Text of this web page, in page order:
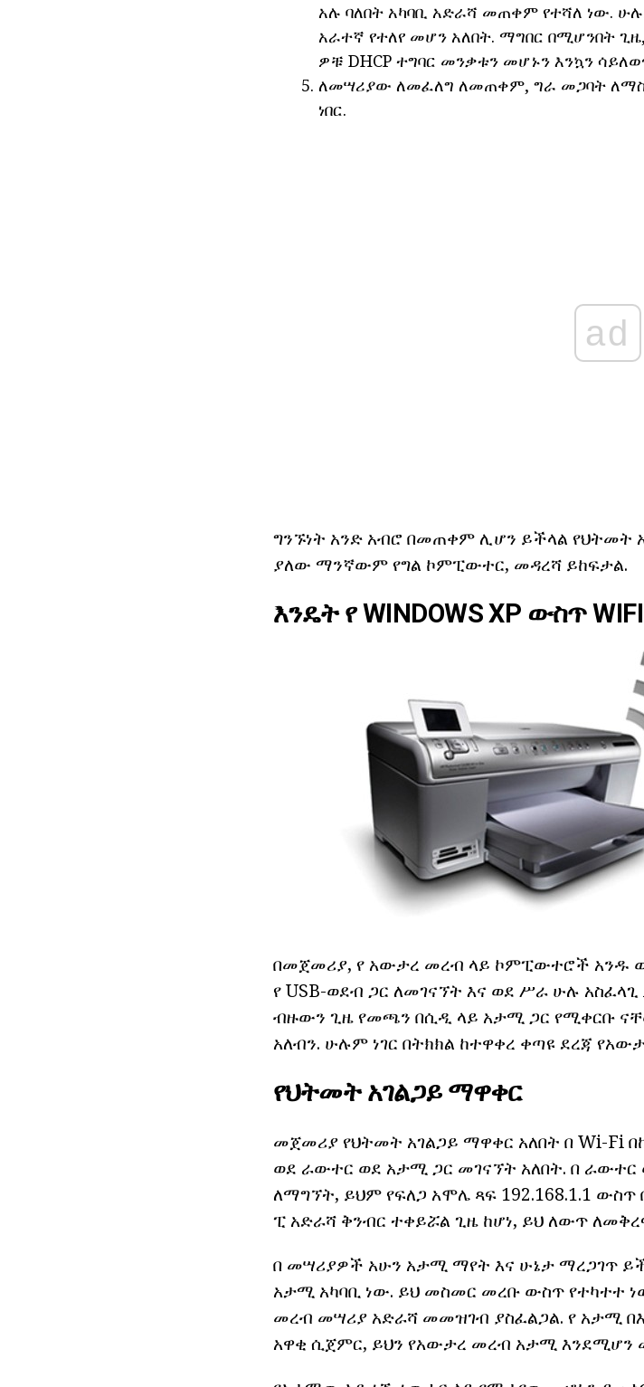
አሉ ባለበት አካባቢ አድራሻ መጠቀም የተሻለ ነው.
አራተኛ የተለየ መሆን አለበት. ማግበር በሚሆንበት
ዎቹ DHCP ተግባር መንቃቱን መሆኑን እንኳን
ለመሣሪያው ለመፈለግ ለመጠቀም, ግራ መጋባት
ነበር.
ad
ግንኙነት አንድ አብሮ በመጠቀም ሊሆን ይችላል የህትመት
ያለው ማንኛውም የግል ኮምፒውተር, መዳረሻ ይከፍታል.
እንዴት የ WINDOWS XP ውስጥ
በመጀመሪያ, የ አውታረ መረብ ላይ ኮምፒውተሮች አንዱ
የ USB-ወደብ ጋር ለመገናኘት እና ወደ ሥራ ሁሉ
ብዙውን ጊዜ የመጫን በሲዲ ላይ አታሚ ጋር የሚቀርቡ
አለብን. ሁሉም ነገር በትክክል ከተዋቀረ ቀጣዩ ደረጃ
የህትመት አገልጋይ ማዋቀር
መጀመሪያ የህትመት አገልጋይ ማዋቀር አለበት በ Wi-Fi
ወደ ራውተር ወደ አታሚ ጋር መገናኘት አለበት. በ
ለማግኘት, ይህም የፍለጋ አሞሌ ጻፍ 192.168.1.1
ፒ አድራሻ ቅንብር ተቀይሯል ጊዜ ከሆነ, ይህ ለውጥ
በ መሣሪያዎች አሁን አታሚ ማየት እና ሁኔታ ማረጋገጥ
አታሚ አካባቢ ነው. ይህ መስመር መረቡ ውስጥ የተካተተ
መረብ መሣሪያ አድራሻ መመዝገብ ያስፈልጋል. የ አታሚ
አዋቂ ሲጀምር, ይህን የአውታረ መረብ አታሚ እንደሚሆን